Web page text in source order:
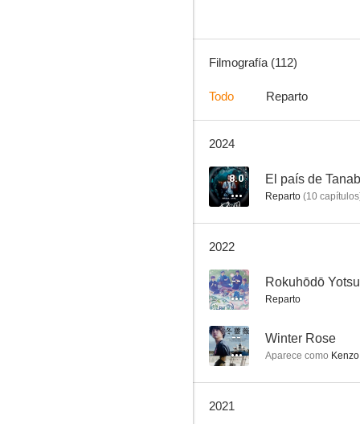
8.0
Historia de Abril
7.3
Filmografía (112)
Todo Reparto
2024
8.0 El país de
Reparto (10 capítulos
2022
-- Rokuhōdō
Reparto
-- Winter Rose
Aparece como
2021